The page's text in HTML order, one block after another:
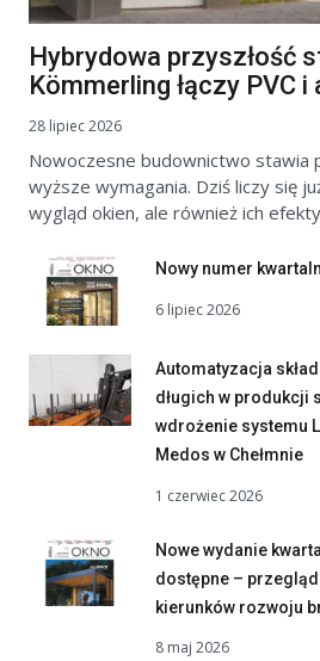
Hybrydowa przyszłość
Kömmerling łączy PVC i
28 lipiec 2026
Nowoczesne budownictwo stawia
wyższe wymagania. Dziś liczy się
wygląd okien, ale również ich
Nowy numer
6 lipiec 2026
Automatyzacja
długich w produkcji
wdrożenie systemu
Medos w Chełmnie
1 czerwiec 2026
Nowe wydanie
dostępne –
kierunków rozwoju
8 maj 2026